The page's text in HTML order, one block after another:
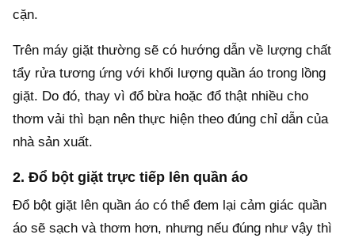
cặn.
Trên máy giặt thường sẽ có hướng dẫn về lượng chất
tẩy rửa tương ứng với khối lượng quần áo trong lồng
giặt. Do đó, thay vì đổ bừa hoặc đổ thật nhiều cho
thơm vải thì bạn nên thực hiện theo đúng chỉ dẫn của
nhà sản xuất.
2. Đổ bột giặt trực tiếp lên quần áo
Đổ bột giặt lên quần áo có thể đem lại cảm giác quần
áo sẽ sạch và thơm hơn, nhưng nếu đúng như vậy thì